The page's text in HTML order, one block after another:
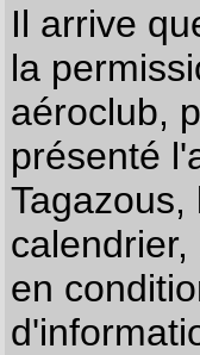
Il arrive
la
aéroclub,
présenté
en